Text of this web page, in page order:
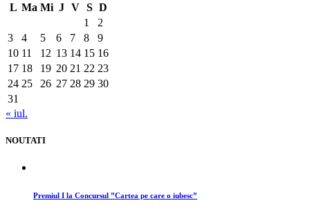
L Ma Mi J V S D
1
2
3
4 5 6 7 8
9
10 11 12 13 14 15 16
17 18 19 20 21 22 23
24 25 26 27 28 29 30
31
« iul.
NOUTATI
Premiul I la Concursul ”Cartea pe care o iubesc”